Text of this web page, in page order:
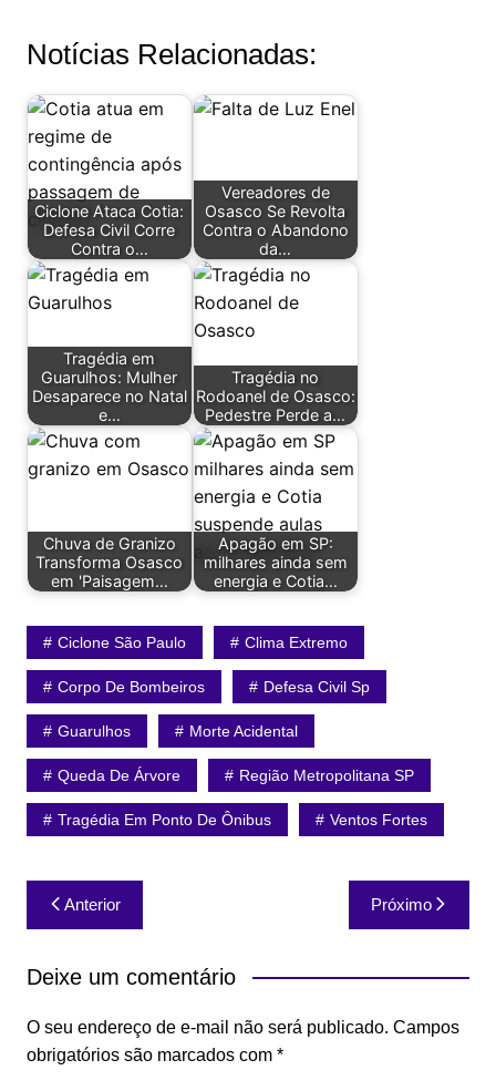
Notícias Relacionadas:
Ciclone Ataca Cotia:
Defesa Civil Corre
Contra o…
Vereadores de
Osasco Se Revolta
Contra o Abandono
da…
Tragédia em
Guarulhos: Mulher
Desaparece no Natal
e…
Tragédia no
Rodoanel de Osasco:
Pedestre Perde a…
Chuva de Granizo
Transforma Osasco
em 'Paisagem…
Apagão em SP:
milhares ainda sem
energia e Cotia…
Ciclone São Paulo Clima Extremo
Corpo De Bombeiros Defesa Civil Sp
Guarulhos Morte Acidental
Queda De Árvore Região Metropolitana SP
Tragédia Em Ponto De Ônibus Ventos Fortes
Navegação
de
Post
Anterior Próximo
Deixe um comentário
O seu endereço de e-mail não será publicado. Campos
obrigatórios são marcados com *